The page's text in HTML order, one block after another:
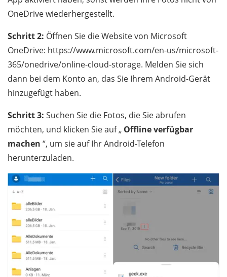
OneDrive wiederhergestellt.
Schritt 2: Öffnen Sie die Website von Microsoft
OneDrive: https://www.microsoft.com/en-us/microsoft-
365/onedrive/online-cloud-storage. Melden Sie sich
dann bei dem Konto an, das Sie Ihrem Android-Gerät
hinzugefügt haben.
Schritt 3: Suchen Sie die Fotos, die Sie abrufen
möchten, und klicken Sie auf „ Offline verfügbar
machen “, um sie auf Ihr Android-Telefon
herunterzuladen.